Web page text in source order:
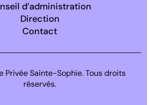
d’administration
Direction
Contact
Privée Sainte-Sophie. Tous droits
réservés.